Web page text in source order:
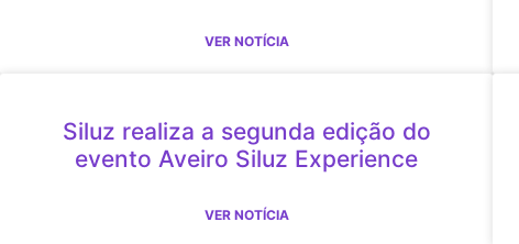
VER NOTÍCIA
Siluz realiza a segunda edição do
evento Aveiro Siluz Experience
VER NOTÍCIA